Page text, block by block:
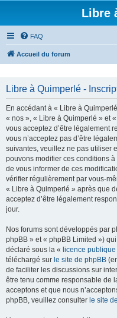
Libre
FAQ
Accueil du forum
Libre à Quimperlé -
En accédant à « Libre à
« nos », « Libre à Quimperlé » et
vous acceptez d’être légalement
vous n’acceptez pas d’être
suivantes, veuillez ne pas utiliser
pouvons modifier ces conditions
de vous informer de ces
vérifier régulièrement par vous-
« Libre à Quimperlé » après que
acceptez d’être légalement
jour.
Nos forums sont développés par
phpBB » et « phpBB Limited »)
déclaré sous la « licence
téléchargé sur le site de phpBB
de faciliter les discussions sur
être tenu comme responsable de
acceptons et que nous
phpBB, veuillez consulter le site